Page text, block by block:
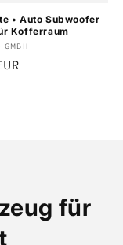
• Auto Subwoofer
Kofferraum
GMBH
für